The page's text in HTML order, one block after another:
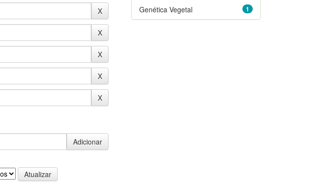
1
Genética Vegetal